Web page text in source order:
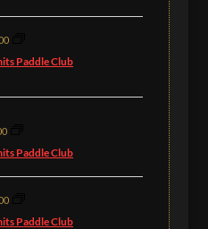
Paddle Club
Paddle Club
Paddle Club